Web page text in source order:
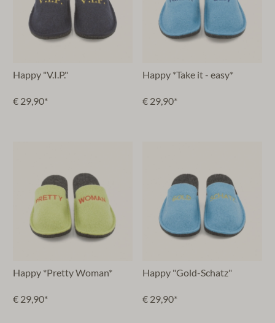
Happy "V.I.P."
€ 29,90*
Happy *Take it - easy*
€ 29,90*
Happy *Pretty Woman*
€ 29,90*
Happy "Gold-Schatz"
€ 29,90*